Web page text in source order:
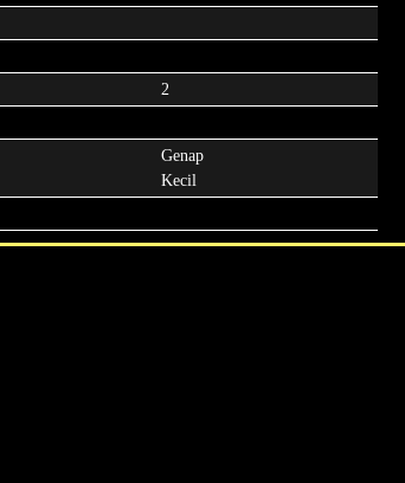
2
Genap
Kecil